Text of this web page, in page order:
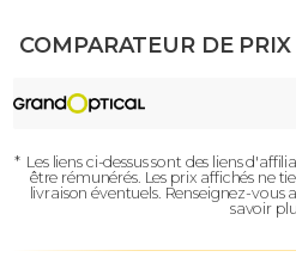
COMPARATEUR DE PRIX
* Les liens ci-dessus sont des liens
être rémunérés. Les prix affichés ne
livraison éventuels. Renseignez-vous
savoir